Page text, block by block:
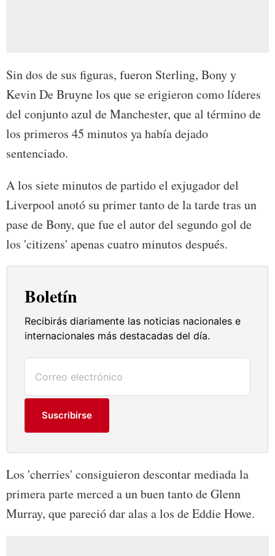
Sin dos de sus figuras, fueron Sterling, Bony y
Kevin De Bruyne los que se erigieron como líderes
del conjunto azul de Manchester, que al término de
los primeros 45 minutos ya había dejado
sentenciado.
A los siete minutos de partido el exjugador del
Liverpool anotó su primer tanto de la tarde tras un
pase de Bony, que fue el autor del segundo gol de
los 'citizens' apenas cuatro minutos después.
Boletín
Recibirás diariamente las noticias nacionales e
internacionales más destacadas del día.
Suscribirse
Los 'cherries' consiguieron descontar mediada la
primera parte merced a un buen tanto de Glenn
Murray, que pareció dar alas a los de Eddie Howe.